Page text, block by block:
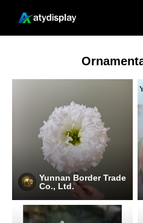
Yunnan Border Trade
Co., Ltd.